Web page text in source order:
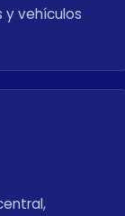
y vehículos